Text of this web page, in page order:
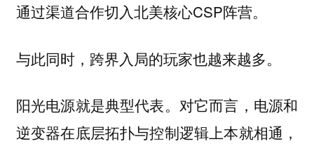
通过渠道合作切入北美核心CSP阵营。
与此同时，跨界入局的玩家也越来越多。
阳光电源就是典型代表。 对它而言，电源和
逆变器在底层拓扑与控制逻辑上本就相通，